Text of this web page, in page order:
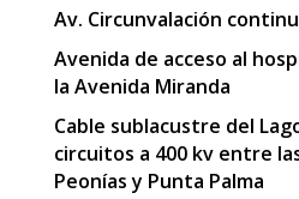
Av. Circunvalación
Avenida de acceso al
la Avenida Miranda
Cable sublacustre del
circuitos a 400 kv entre
Peonías y Punta Palma